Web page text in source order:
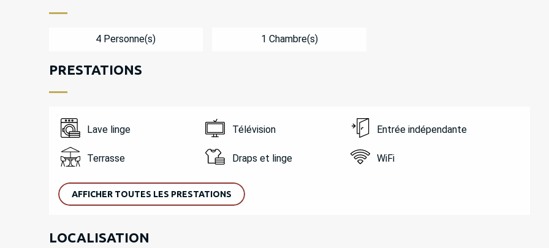
4 Personne(s) 1 Chambre(s)
PRESTATIONS
Lave linge Télévision Entrée indépendante
Terrasse Draps et linge WiFi
AFFICHER TOUTES LES PRESTATIONS
LOCALISATION